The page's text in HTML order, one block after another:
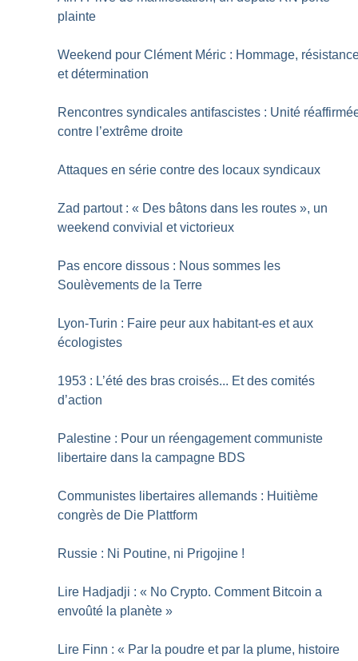
plainte
Weekend pour Clément Méric : Hommage,
et détermination
Rencontres syndicales antifascistes : Unité
contre l’extrême droite
Attaques en série contre des locaux syndicaux
Zad partout : « Des bâtons dans les routes », un
weekend convivial et victorieux
Pas encore dissous : Nous sommes les
Soulèvements de la Terre
Lyon-Turin : Faire peur aux habitant-es et aux
écologistes
1953 : L’été des bras croisés... Et des comités
d’action
Palestine : Pour un réengagement communiste
libertaire dans la campagne BDS
Communistes libertaires allemands : Huitième
congrès de Die Plattform
Russie : Ni Poutine, ni Prigojine !
Lire Hadjadji : « No Crypto. Comment Bitcoin a
envoûté la planète »
Lire Finn : « Par la poudre et par la plume, histoire